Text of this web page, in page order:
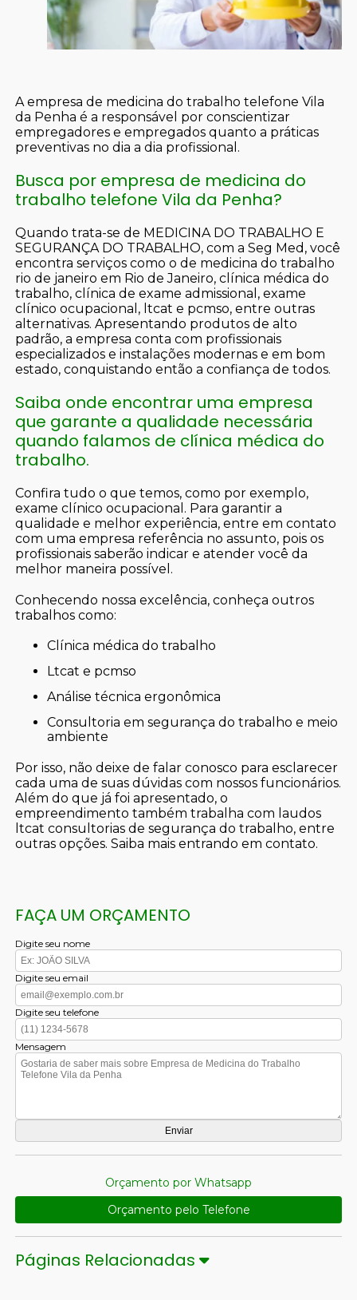
A empresa de medicina do trabalho telefone Vila
da Penha é a responsável por conscientizar
empregadores e empregados quanto a práticas
preventivas no dia a dia profissional.
Busca por empresa de medicina do
trabalho telefone Vila da Penha?
Quando trata-se de MEDICINA DO TRABALHO E
SEGURANÇA DO TRABALHO, com a Seg Med, você
encontra serviços como o de medicina do trabalho
rio de janeiro em Rio de Janeiro, clínica médica do
trabalho, clínica de exame admissional, exame
clínico ocupacional, ltcat e pcmso, entre outras
alternativas. Apresentando produtos de alto
padrão, a empresa conta com profissionais
especializados e instalações modernas e em bom
estado, conquistando então a confiança de todos.
Saiba onde encontrar uma empresa
que garante a qualidade necessária
quando falamos de clínica médica do
trabalho.
Confira tudo o que temos, como por exemplo,
exame clínico ocupacional. Para garantir a
qualidade e melhor experiência, entre em contato
com uma empresa referência no assunto, pois os
profissionais saberão indicar e atender você da
melhor maneira possível.
Conhecendo nossa excelência, conheça outros
trabalhos como:
clínica médica do trabalho
ltcat e pcmso
análise técnica ergonômica
consultoria em segurança do trabalho e meio
ambiente
Por isso, não deixe de falar conosco para esclarecer
cada uma de suas dúvidas com nossos funcionários.
Além do que já foi apresentado, o
empreendimento também trabalha com laudos
ltcat consultorias de segurança do trabalho, entre
outras opções. Saiba mais entrando em contato.
FAÇA UM ORÇAMENTO
Digite seu nome
Digite seu email
Digite seu telefone
Mensagem
Orçamento por Whatsapp
Orçamento pelo Telefone
Páginas Relacionadas